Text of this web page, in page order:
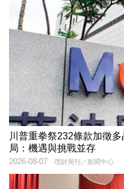
川普重拳祭232條款加徵
局：機遇與挑戰並存
理財周刊／新聞中心
2026-08-07